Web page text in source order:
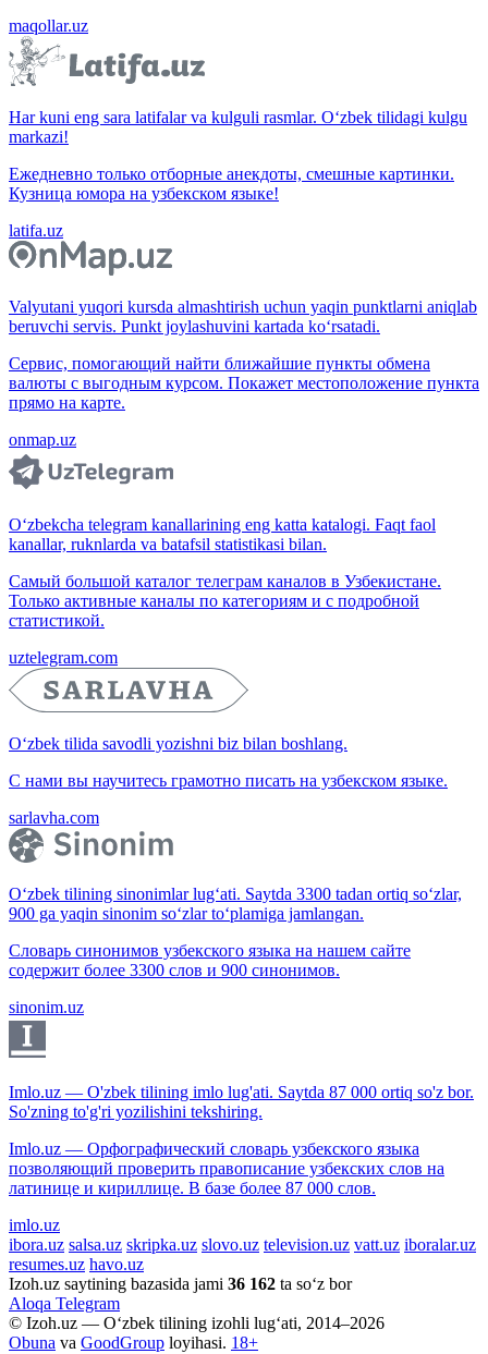
maqollar.uz
Har kuni eng sara latifalar va kulguli rasmlar. O‘zbek tilidagi kulgu
markazi!
Ежедневно только отборные анекдоты, смешные картинки.
Кузница юмора на узбекском языке!
latifa.uz
Valyutani yuqori kursda almashtirish uchun yaqin punktlarni aniqlab
beruvchi servis. Punkt joylashuvini kartada ko‘rsatadi.
Сервис, помогающий найти ближайшие пункты обмена
валюты с выгодным курсом. Покажет местоположение пункта
прямо на карте.
onmap.uz
O‘zbekcha telegram kanallarining eng katta katalogi. Faqt faol
kanallar, ruknlarda va batafsil statistikasi bilan.
Самый большой каталог телеграм каналов в Узбекистане.
Только активные каналы по категориям и с подробной
статистикой.
uztelegram.com
O‘zbek tilida savodli yozishni biz bilan boshlang.
С нами вы научитесь грамотно писать на узбекском языке.
sarlavha.com
O‘zbek tilining sinonimlar lug‘ati. Saytda 3300 tadan ortiq so‘zlar,
900 ga yaqin sinonim so‘zlar to‘plamiga jamlangan.
Словарь синонимов узбекского языка на нашем сайте
содержит более 3300 слов и 900 синонимов.
sinonim.uz
Imlo.uz — O'zbek tilining imlo lug'ati. Saytda 87 000 ortiq so'z bor.
So'zning to'g'ri yozilishini tekshiring.
Imlo.uz — Орфографический словарь узбекского языка
позволяющий проверить правописание узбекских слов на
латинице и кириллице. В базе более 87 000 слов.
imlo.uz
ibora.uz salsa.uz skripka.uz slovo.uz television.uz vatt.uz iboralar.uz
resumes.uz havo.uz
Izoh.uz saytining bazasida jami 36 162 ta so‘z bor
Aloqa Telegram
© Izoh.uz — O‘zbek tilining izohli lug‘ati, 2014–2026
Obuna va GoodGroup loyihasi. 18+